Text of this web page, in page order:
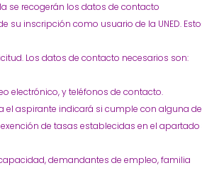
se recogerán los datos de contacto
inscripción como usuario de la UNED.
Los datos de contacto necesarios son:
electrónico, y teléfonos de contacto.
el aspirante indicará si cumple con alguna
de tasas establecidas en el apartado
demandantes de empleo, familia